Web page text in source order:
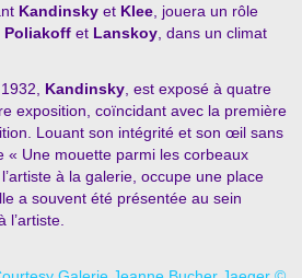
Kandinsky et Klee, jouera un rôle
Poliakoff et Lanskoy, dans un climat
Kandinsky , est exposé à quatre
exposition, coïncidant avec la première
Louant son intégrité et son œil sans
« Une mouette parmi les corbeaux
à la galerie, occupe une place
a souvent été présentée au sein